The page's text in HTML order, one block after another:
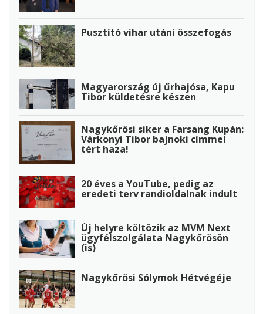
Pusztító vihar utáni összefogás
Magyarország új űrhajósa, Kapu
Tibor küldetésre készen
Nagykőrösi siker a Farsang Kupán:
Várkonyi Tibor bajnoki címmel
tért haza!
20 éves a YouTube, pedig az
eredeti terv randioldalnak indult
Új helyre költözik az MVM Next
ügyfélszolgálata Nagykőrösön
(is)
Nagykőrösi Sólymok Hétvégéje